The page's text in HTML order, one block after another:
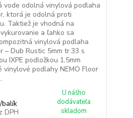
vode odolná vinylová podlaha
ktorá je odolná proti
Taktiež je vhodná na
a ľahko sa
vinylová podlaha
– Dub Rustic 5mm tr.33 s
IXPE podložkou 1,5mm
vinylové podlahy NEMO Floor
/balík
DPH
U nášho
dodávateľa
skladom